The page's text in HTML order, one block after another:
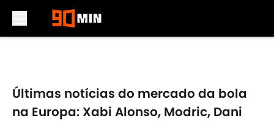
Últimas notícias do mercado da bola
na Europa: Xabi Alonso, Modric, Dani